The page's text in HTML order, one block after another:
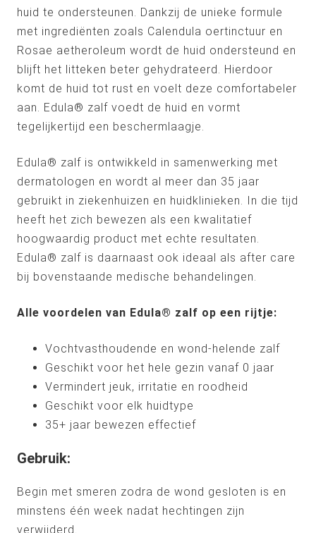
huid te ondersteunen. Dankzij de unieke formule
met ingrediënten zoals Calendula oertinctuur en
Rosae aetheroleum wordt de huid ondersteund en
blijft het litteken beter gehydrateerd. Hierdoor
komt de huid tot rust en voelt deze comfortabeler
aan. Edula® zalf voedt de huid en vormt
tegelijkertijd een beschermlaagje.
Edula® zalf is ontwikkeld in samenwerking met
dermatologen en wordt al meer dan 35 jaar
gebruikt in ziekenhuizen en huidklinieken. In die tijd
heeft het zich bewezen als een kwalitatief
hoogwaardig product met echte resultaten.
Edula® zalf is daarnaast ook ideaal als after care
bij bovenstaande medische behandelingen.
Alle voordelen van Edula® zalf op een rijtje:
Vochtvasthoudende en wond-helende zalf
Geschikt voor het hele gezin vanaf 0 jaar
Vermindert jeuk, irritatie en roodheid
Geschikt voor elk huidtype
35+ jaar bewezen effectief
Gebruik:
Begin met smeren zodra de wond gesloten is en
minstens één week nadat hechtingen zijn
verwijderd.